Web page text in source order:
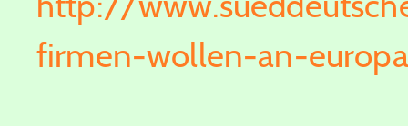
firmen-wollen-an-